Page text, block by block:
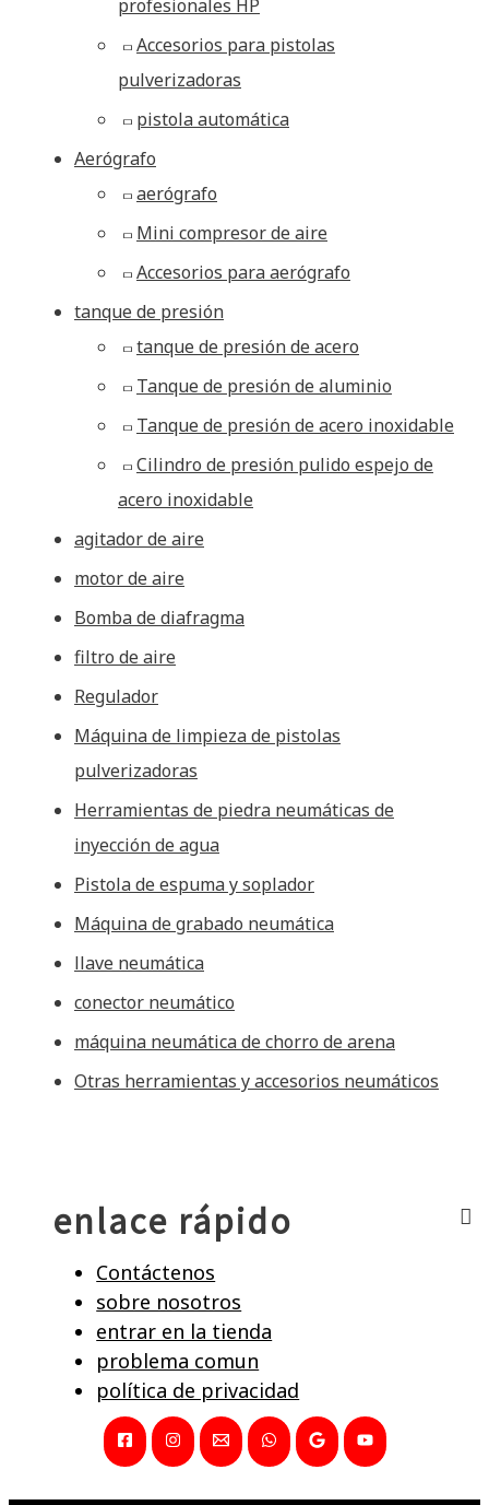
profesionales HP
Accesorios para pistolas
pulverizadoras
pistola automática
Aerógrafo
aerógrafo
Mini compresor de aire
Accesorios para aerógrafo
tanque de presión
tanque de presión de acero
Tanque de presión de aluminio
Tanque de presión de acero inoxidable
Cilindro de presión pulido espejo de
acero inoxidable
agitador de aire
motor de aire
Bomba de diafragma
filtro de aire
Regulador
Máquina de limpieza de pistolas
pulverizadoras
Herramientas de piedra neumáticas de
inyección de agua
Pistola de espuma y soplador
Máquina de grabado neumática
llave neumática
conector neumático
máquina neumática de chorro de arena
Otras herramientas y accesorios neumáticos
enlace rápido
Contáctenos
sobre nosotros
entrar en la tienda
problema comun
política de privacidad